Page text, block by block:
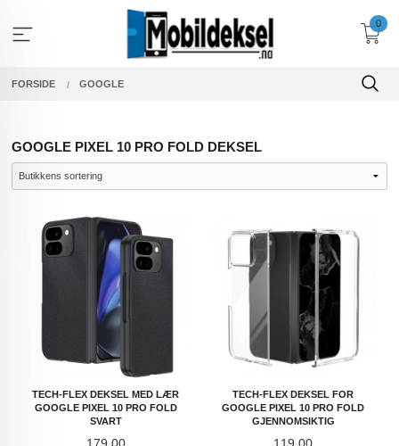
innholdet
0
FORSIDE GOOGLE
GOOGLE PIXEL 10 PRO FOLD DEKSEL
TECH-FLEX DEKSEL MED LÆR
GOOGLE PIXEL 10 PRO FOLD
SVART
Pris
TECH-FLEX DEKSEL FOR
GOOGLE PIXEL 10 PRO FOLD
GJENNOMSIKTIG
Pris